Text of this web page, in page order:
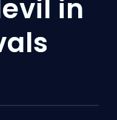
in